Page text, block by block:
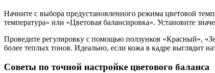
Начните с выбора предустановленного режима цветовой
температура» или «Цветовая балансировка». Установите
Проведите регулировку с помощью ползунков «Красный»,
более теплых тонов. Идеально, если кожа в кадре выглядит
Советы по точной настройке цветового баланса